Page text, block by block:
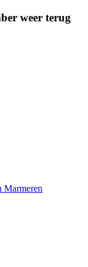
weer terug
Marmeren